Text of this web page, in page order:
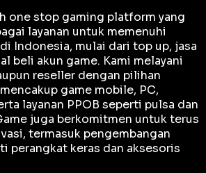
one stop gaming platform yang
layanan untuk memenuhi
Indonesia, mulai dari top up, jasa
beli akun game. Kami melayani
reseller dengan pilihan
game mobile, PC,
layanan PPOB seperti pulsa dan
juga berkomitmen untuk terus
termasuk pengembangan
perangkat keras dan aksesoris